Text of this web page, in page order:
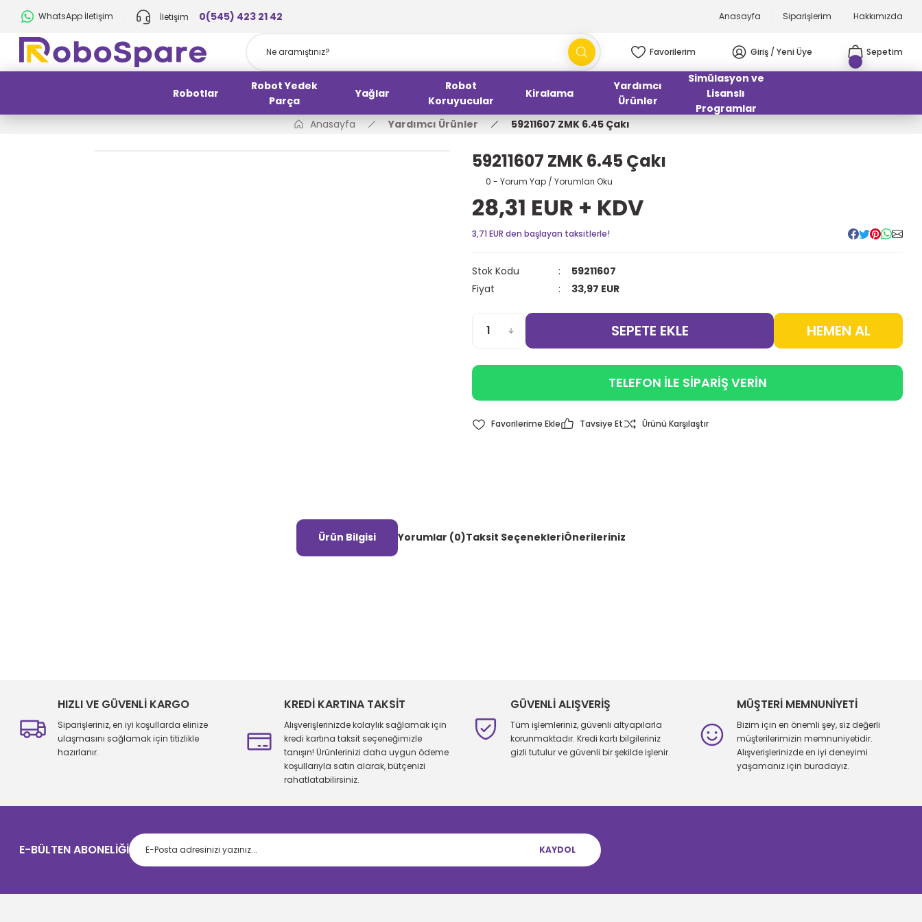
WhatsApp İletişim İletişim 0(545) 423 21 42 Anasayfa Siparişlerim Hakkımızda
Favorilerim Giriş / Yeni Üye Sepetim
Robotlar
Robot Yedek
Parça
Yağlar
Robot
Koruyucular
Kiralama
Yardımcı
Ürünler
Simülasyon ve
Lisanslı
Programlar
Anasayfa
Yardımcı Ürünler 59211607 ZMK 6.45 Çakı
59211607 ZMK 6.45 Çakı
0 - Yorum Yap / Yorumları Oku
28,31 EUR + KDV
3,71 EUR den başlayan taksitlerle!
Stok Kodu
59211607
Fiyat
33,97 EUR
SEPETE EKLE HEMEN AL
TELEFON İLE SİPARİŞ VERİN
Tavsiye Et Ürünü Karşılaştır
Ürün Bilgisi Yorumlar (0)Taksit SeçenekleriÖnerileriniz
Ürün fiyatı diğer sitelerden daha pahalı.
Bu ürüne benzer farklı alternatifler olmalı.
HIZLI VE GÜVENLİ KARGO
Siparişleriniz, en iyi koşullarda elinize
ulaşmasını sağlamak için titizlikle
hazırlanır.
KREDİ KARTINA TAKSİT
Alışverişlerinizde kolaylık sağlamak için
kredi kartına taksit seçeneğimizle
tanışın! Ürünlerinizi daha uygun ödeme
koşullarıyla satın alarak, bütçenizi
rahatlatabilirsiniz.
GÜVENLİ ALIŞVERİŞ
Tüm işlemleriniz, güvenli altyapılarla
korunmaktadır. Kredi kartı bilgileriniz
gizli tutulur ve güvenli bir şekilde işlenir.
MÜŞTERİ MEMNUNİYETİ
Bizim için en önemli şey, siz değerli
müşterilerimizin memnuniyetidir.
Alışverişlerinizde en iyi deneyimi
yaşamanız için buradayız.
E-BÜLTEN ABONELİĞİ KAYDOL